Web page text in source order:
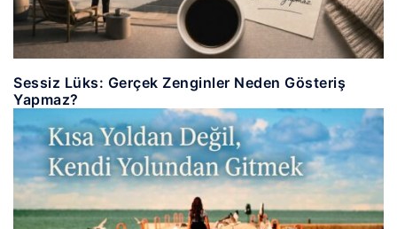
Sessiz Lüks: Gerçek Zenginler Neden Gösteriş
Yapmaz?